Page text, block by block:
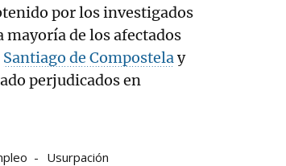
por los investigados
mayoría de los afectados
Santiago de Compostelay
perjudicados en
Usurpación